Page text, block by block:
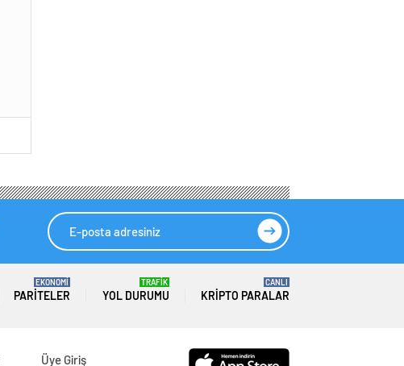
PARITELER
EKONOMİ
YOL DURUMU
TRAFİK
KRIPTO PARALAR
CANLI
Üye Giriş